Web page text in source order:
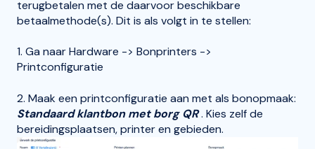
terugbetalen met de daarvoor beschikbare
betaalmethode(s). Dit is als volgt in te stellen:
1. Ga naar Hardware -> Bonprinters ->
Printconfiguratie
2. Maak een printconfiguratie aan met als bonopmaak:
Standaard klantbon met borg QR. Kies zelf de
bereidingsplaatsen, printer en gebieden.